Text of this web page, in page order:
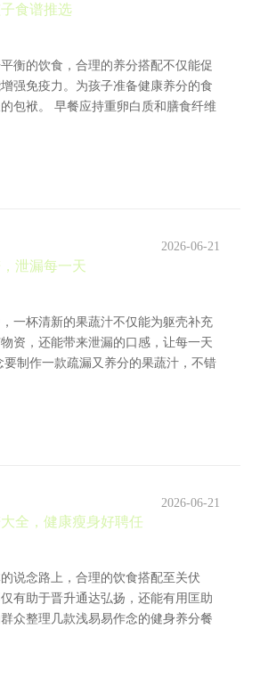
食谱推选
衡的饮食，合理的养分搭配不仅能促
强免疫力。为孩子准备健康养分的食
包袱。 早餐应持重卵白质和膳食纤维
泄漏每一天
2026-06-21
一杯清新的果蔬汁不仅能为躯壳补充
资，还能带来泄漏的口感，让每一天
要制作一款疏漏又养分的果蔬汁，不错
全，健康瘦身好聘任
2026-06-21
说念路上，合理的饮食搭配至关伏
有助于晋升通达弘扬，还能有用匡助
众整理几款浅易易作念的健身养分餐